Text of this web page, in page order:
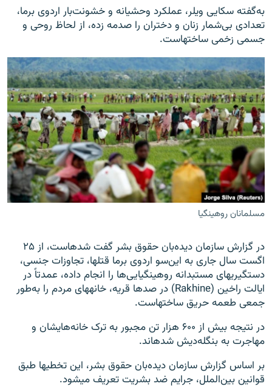
به‌گفته سکایی ویلر، عملکرد وحشیانه و خشونت‌بار اردوی برما،
تعدادی بی‌شمار زنان و دختران را صدمه زده، از لحاظ روحی و
جسمی زخمی ساخته‎است.
مسلمانان روهینگیا
در گزارش سازمان دیده‌بان حقوق بشر گفت شده‎است، از ۲۵
اگست سال جاری به این‌سو اردوی برما قتل‎ها، تجاوزات جنسی،
دستگیری‎های مستبدانه روهینگیایی‌ها را انجام داده، عمدتاً در
ایالت راخین (Rakhine) در صدها قریه، خانه‎های مردم را به‌طور
جمعی طعمه حریق ساخته‎است.
در نتیجه بیش از ۶۰۰ هزار تن مجبور به ترک خانه‌هایشان و
مهاجرت به بنگله‌دیش شده‎اند.
بر اساس گزارش سازمان دیده‌بان حقوق بشر، این تخطی‎ها طبق
قوانین بین‌الملل، جرایم ضد بشریت تعریف می‎شود.